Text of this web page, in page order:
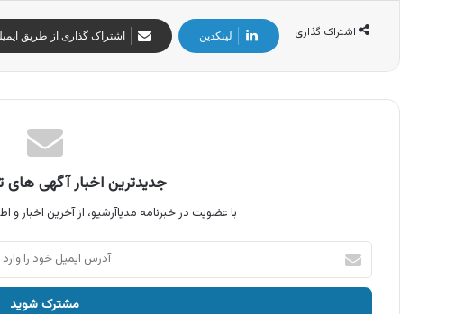
اشتراک گذاری لینکدین اشتراک گذاری از طریق
جدیدترین اخبار آگهی های
با عضویت در خبرنامه مدیاآرشیو، از آخرین اخبار و
آدرس
ایمیل
خود